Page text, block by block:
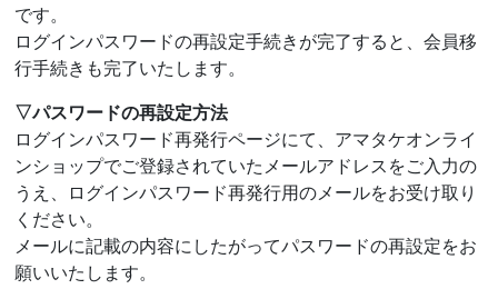
です。
ログインパスワードの再設定手続きが完了すると、会員移
行手続きも完了いたします。
▽パスワードの再設定方法
ログインパスワード再発行ページにて、アマタケオンライ
ンショップでご登録されていたメールアドレスをご入力の
うえ、ログインパスワード再発行用のメールをお受け取り
ください。
メールに記載の内容にしたがってパスワードの再設定をお
願いいたします。